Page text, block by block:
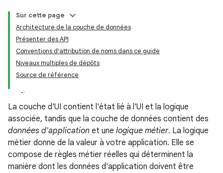
Sur cette page
Architecture de la couche de données
Présenter des API
Conventions d'attribution de noms dans ce guide
Niveaux multiples de dépôts
Source de référence
La couche d'UI contient l'état lié à l'UI et la logique
associée, tandis que la couche de données contient des
données d'application et une logique métier. La logique
métier donne de la valeur à votre application. Elle se
compose de règles métier réelles qui déterminent la
manière dont les données d'application doivent être